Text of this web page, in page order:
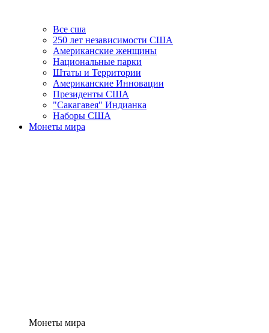
Все сша
250 лет независимости США
Американские женщины
Национальные парки
Штаты и Территории
Американские Инновации
Президенты США
"Сакагавея" Индианка
Наборы США
Монеты мира
Монеты мира